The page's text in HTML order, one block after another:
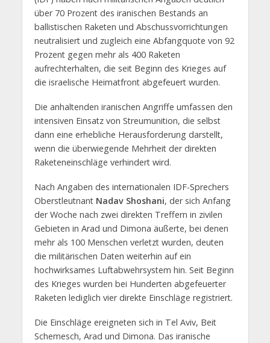
über 70 Prozent des iranischen Bestands an
ballistischen Raketen und Abschussvorrichtungen
neutralisiert und zugleich eine Abfangquote von 92
Prozent gegen mehr als 400 Raketen
aufrechterhalten, die seit Beginn des Krieges auf
die israelische Heimatfront abgefeuert wurden.
Die anhaltenden iranischen Angriffe umfassen den
intensiven Einsatz von Streumunition, die selbst
dann eine erhebliche Herausforderung darstellt,
wenn die überwiegende Mehrheit der direkten
Raketeneinschläge verhindert wird.
Nach Angaben des internationalen IDF-Sprechers
Oberstleutnant Nadav Shoshani, der sich Anfang
der Woche nach zwei direkten Treffern in zivilen
Gebieten in Arad und Dimona äußerte, bei denen
mehr als 100 Menschen verletzt wurden, deuten
die militärischen Daten weiterhin auf ein
hochwirksames Luftabwehrsystem hin. Seit Beginn
des Krieges wurden bei Hunderten abgefeuerter
Raketen lediglich vier direkte Einschläge registriert.
Die Einschläge ereigneten sich in Tel Aviv, Beit
Schemesch, Arad und Dimona. Das iranische